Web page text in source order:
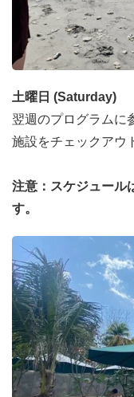
土曜日 (Saturday)
翌週のプログラムに
施設をチェックアウ
注意：スケジュール
す。